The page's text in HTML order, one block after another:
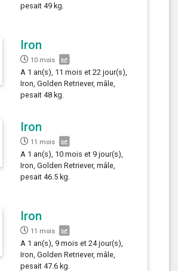
pesait 49 kg.
Iron
10 mois
A 1 an(s), 11 mois et 22 jour(s),
Iron, Golden Retriever, mâle,
pesait 48 kg.
Iron
11 mois
A 1 an(s), 10 mois et 9 jour(s),
Iron, Golden Retriever, mâle,
pesait 46.5 kg.
Iron
11 mois
A 1 an(s), 9 mois et 24 jour(s),
Iron, Golden Retriever, mâle,
pesait 47.6 kg.